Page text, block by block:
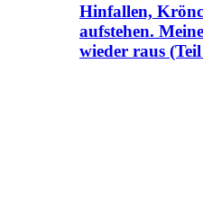
Hinfallen,
aufstehen.
wieder raus